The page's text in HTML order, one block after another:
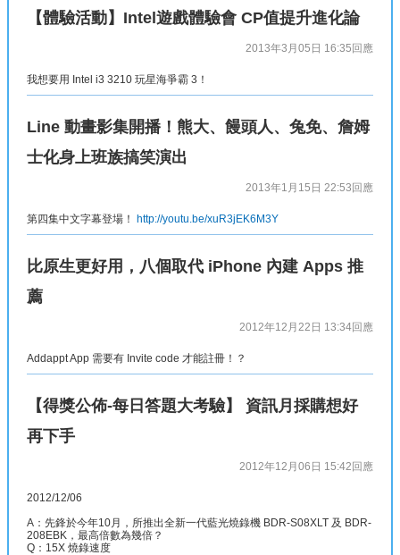
【體驗活動】Intel遊戲體驗會 CP值提升進化論
2013年3月05日 16:35 回應
我想要用 Intel i3 3210 玩星海爭霸 3！
Line 動畫影集開播！熊大、饅頭人、兔免、詹姆
士化身上班族搞笑演出
2013年1月15日 22:53 回應
第四集中文字幕登場！ http://youtu.be/xuR3jEK6M3Y
比原生更好用，八個取代 iPhone 內建 Apps 推
薦
2012年12月22日 13:34回應
Addappt App 需要有 Invite code 才能註冊！？
【得獎公佈-每日答題大考驗】 資訊月採購想好
再下手
2012年12月06日 15:42 回應
2012/12/06
A：先鋒於今年10月，所推出全新一代藍光燒錄機 BDR-S08XLT 及 BDR-
208EBK，最高倍數為幾倍？
Q：15X 燒錄速度